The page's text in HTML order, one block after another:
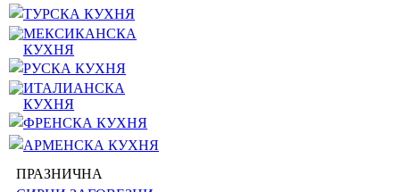
ТУРСКА КУХНЯ
МЕКСИКАНСКА
КУХНЯ
РУСКА КУХНЯ
ИТАЛИАНСКА
КУХНЯ
ФРЕНСКА КУХНЯ
АРМЕНСКА КУХНЯ
ПРАЗНИЧНА